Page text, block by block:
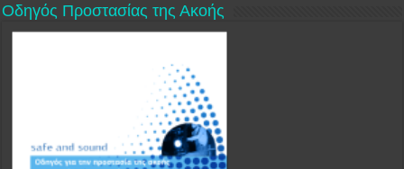
Οδηγός Προστασίας της Ακοής